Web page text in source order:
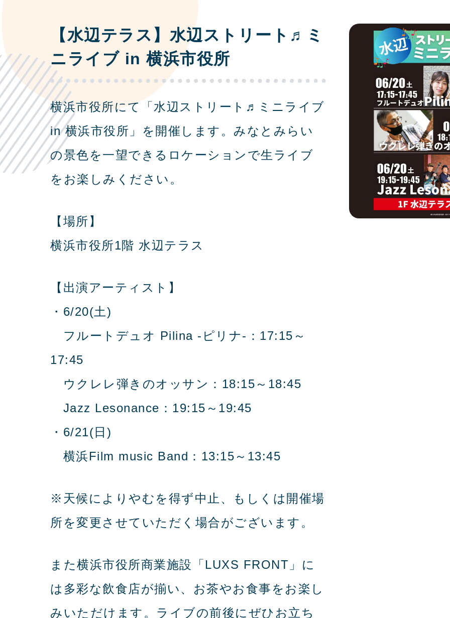
【水辺テラス】水辺ストリート♬ミ
ニライブ in 横浜市役所
横浜市役所にて「水辺ストリート♬ミニライブ
in 横浜市役所」を開催します。みなとみらい
の景色を一望できるロケーションで生ライブ
をお楽しみください。
【場所】
横浜市役所1階 水辺テラス
【出演アーティスト】
・6/20(土)
フルートデュオ Pilina -ピリナ-：17:15～
17:45
ウクレレ弾きのオッサン：18:15～18:45
Jazz Lesonance：19:15～19:45
・6/21(日)
横浜Film music Band：13:15～13:45
※天候によりやむを得ず中止、もしくは開催場
所を変更させていただく場合がございます。
また横浜市役所商業施設「LUXS FRONT」に
は多彩な飲食店が揃い、お茶やお食事をお楽し
みいただけます。ライブの前後にぜひお立ち